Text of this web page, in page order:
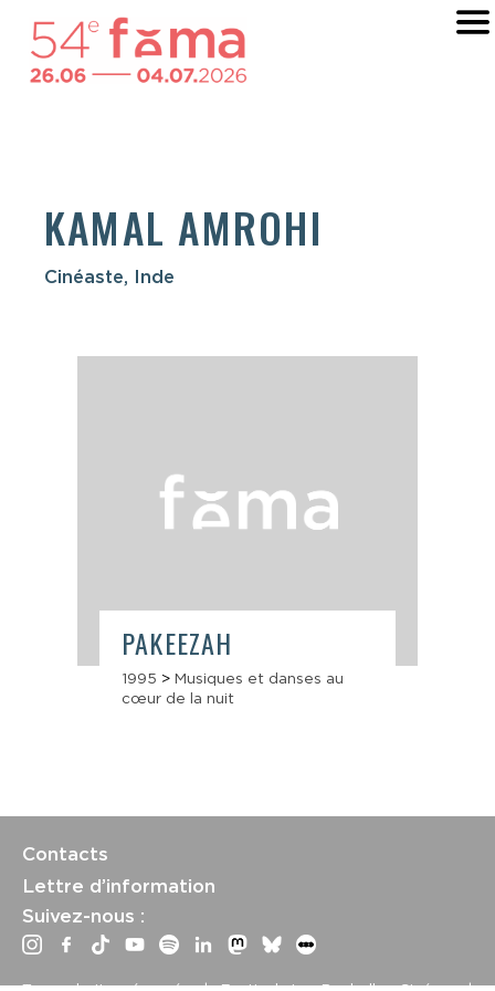
KAMAL AMROHI
Cinéaste, Inde
PAKEEZAH
1995 > Musiques et danses au
cœur de la nuit
Contacts
Lettre d’information
Suivez-nous :